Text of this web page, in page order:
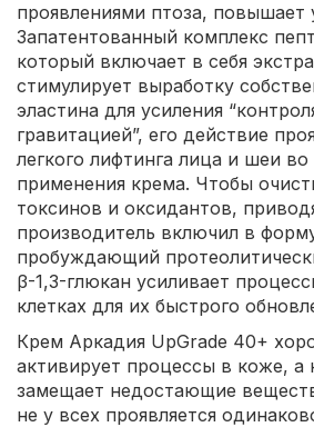
проявлениями птоза, повышает
Запатентованный комплекс
который включает в себя
стимулирует выработку
эластина для усиления
гравитацией”, его действие
легкого лифтинга лица и шеи во
применения крема. Чтобы
токсинов и оксидантов,
производитель включил в
пробуждающий
β-1,3-глюкан усиливает
клетках для их быстрого
Крем Аркадия UpGrade 40+
активирует процессы в коже, а
замещает недостающие
не у всех проявляется